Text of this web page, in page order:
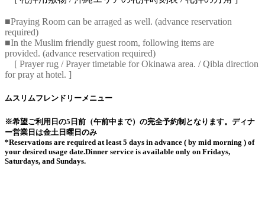
■Praying Room can be arraged as well. (advance reservation
required)
■In the Muslim friendly guest room, following items are
provided. (advance reservation required)
[ Prayer rug / Prayer timetable for Okinawa area. / Qibla direction
for pray at hotel. ]
ムスリムフレンドリーメニュー
※希望ご利用日の5日前（午前中まで）の完全予約制となります。ディナ
ー営業日は金土日曜日のみ
*Reservations are required at least 5 days in advance ( by mid morning ) of
your desired usage date.Dinner service is available only on Fridays,
Saturdays, and Sundays.